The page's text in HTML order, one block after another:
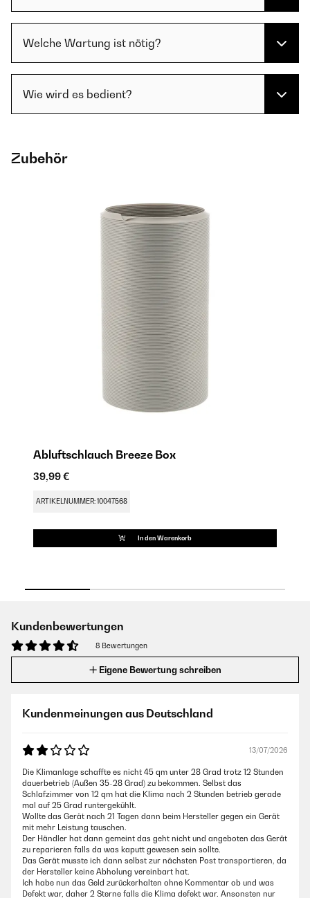
Welche Wartung ist nötig?
Wie wird es bedient?
Zubehör
Abluftschlauch Breeze Box
39,99 €
ARTIKELNUMMER: 10047568
In den Warenkorb
Kundenbewertungen
8 Bewertungen
Eigene Bewertung schreiben
Kundenmeinungen aus Deutschland
13/07/2026
Die Klimanlage schaffte es nicht 45 qm unter 28 Grad trotz 12 Stunden
dauerbetrieb (Außen 35-28 Grad) zu bekommen. Selbst das
Schlafzimmer von 12 qm hat die Klima nach 2 Stunden betrieb gerade
mal auf 25 Grad runtergekühlt.
Wollte das Gerät nach 21 Tagen dann beim Hersteller gegen ein Gerät
mit mehr Leistung tauschen.
Der Händler hat dann gemeint das geht nicht und angeboten das Gerät
zu reparieren falls da was kaputt gewesen sein sollte.
Das Gerät musste ich dann selbst zur nächsten Post transportieren, da
der Hersteller keine Abholung vereinbart hat.
Ich habe nun das Geld zurückerhalten ohne Kommentar ob und was
Defekt war, daher 2 Sterne falls die Klima defekt war. Ansonsten nur